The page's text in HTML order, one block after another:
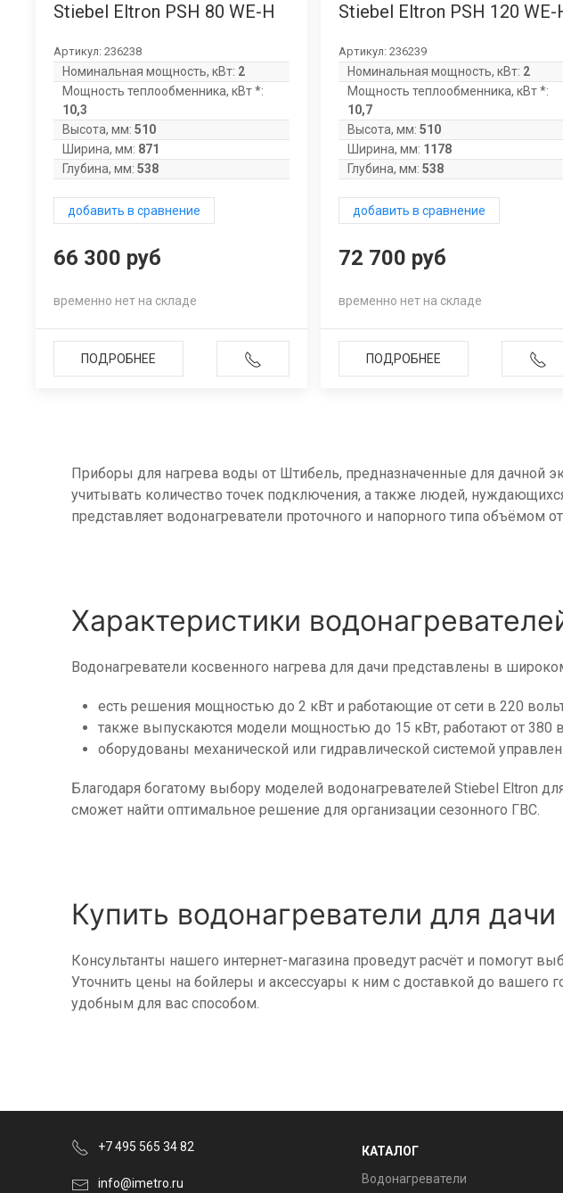
Stiebel Eltron PSH 80 WE-H
Артикул: 236238
Номинальная мощность, кВт: 2
Мощность теплообменника, кВт *:
10,3
Высота, мм: 510
Ширина, мм: 871
Глубина, мм: 538
добавить в сравнение
66 300 руб
временно нет на складе
ПОДРОБНЕЕ
Stiebel Eltron PSH 120 WE-
Артикул: 236239
Номинальная мощность, кВт: 2
Мощность теплообменника, кВт *:
10,7
Высота, мм: 510
Ширина, мм: 1178
Глубина, мм: 538
добавить в сравнение
72 700 руб
временно нет на складе
ПОДРОБНЕЕ
Приборы для нагрева воды от Штибель, предназначенные для дачной
учитывать количество точек подключения, а также людей,
представляет водонагреватели проточного и напорного типа объёмом
Характеристики
Водонагреватели косвенного нагрева для дачи представлены в
есть решения мощностью до 2 кВт и работающие от сети в 220
также выпускаются модели мощностью до 15 кВт, работают от 380
оборудованы механической или гидравлической системой
Благодаря богатому выбору моделей водонагревателей Stiebel Eltron
сможет найти оптимальное решение для организации сезонного ГВС.
Купить водонагреватели для
Консультанты нашего интернет-магазина проведут расчёт и помогут
Уточнить цены на бойлеры и аксессуары к ним с доставкой до вашего
удобным для вас способом.
+7 495 565 34 82
info@imetro.ru
КАТАЛОГ
Водонагреватели